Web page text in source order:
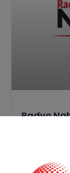
Radyo
Ensari Şaylı,